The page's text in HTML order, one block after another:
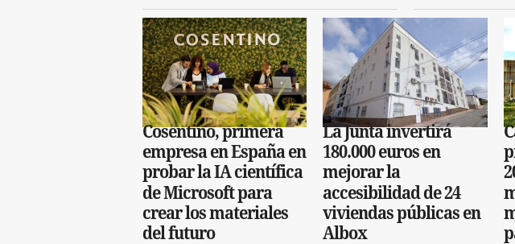
Cosentino, primera
empresa en España en
probar la IA científica
de Microsoft para
crear los materiales
del futuro
La Junta invertirá
180.000 euros en
mejorar la
accesibilidad de 24
viviendas públicas en
Albox